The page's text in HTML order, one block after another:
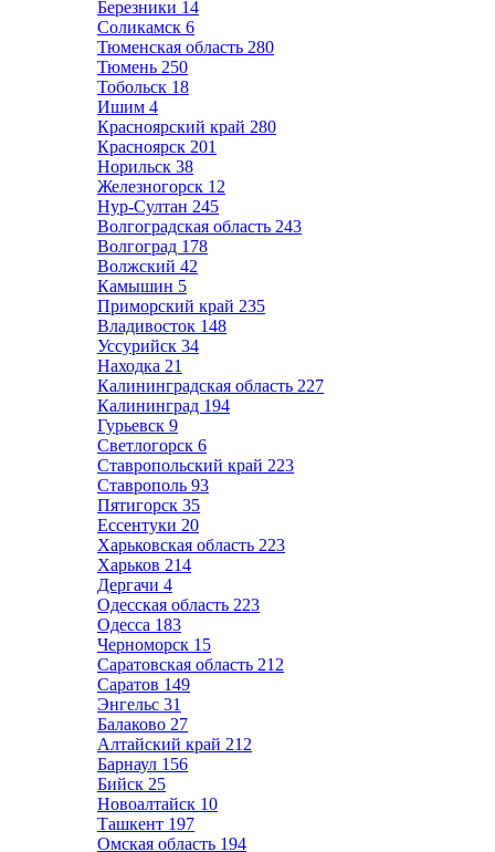
Березники 14
Соликамск 6
Тюменская область 280
Тюмень 250
Тобольск 18
Ишим 4
Красноярский край 280
Красноярск 201
Норильск 38
Железногорск 12
Нур-Султан 245
Волгоградская область 243
Волгоград 178
Волжский 42
Камышин 5
Приморский край 235
Владивосток 148
Уссурийск 34
Находка 21
Калининградская область 227
Калининград 194
Гурьевск 9
Светлогорск 6
Ставропольский край 223
Ставрополь 93
Пятигорск 35
Ессентуки 20
Харьковская область 223
Харьков 214
Дергачи 4
Одесская область 223
Одесса 183
Черноморск 15
Саратовская область 212
Саратов 149
Энгельс 31
Балаково 27
Алтайский край 212
Барнаул 156
Бийск 25
Новоалтайск 10
Ташкент 197
Омская область 194